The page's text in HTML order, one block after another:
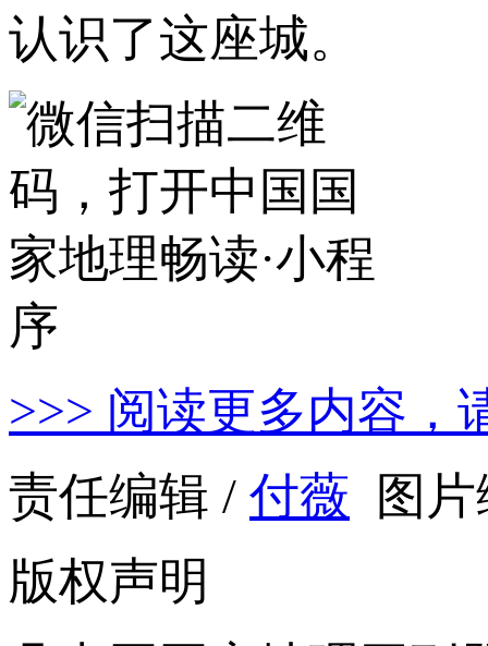
认识了这座城。
>>> 阅读更多内容，
责任编辑 / 付薇 图
版权声明